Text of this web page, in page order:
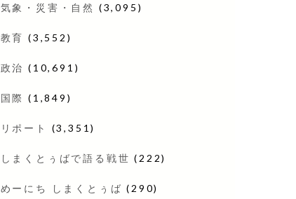
気象・災害・自然 (3,095)
教育 (3,552)
政治 (10,691)
国際 (1,849)
リポート (3,351)
しまくとぅばで語る戦世 (222)
めーにち しまくとぅば (290)